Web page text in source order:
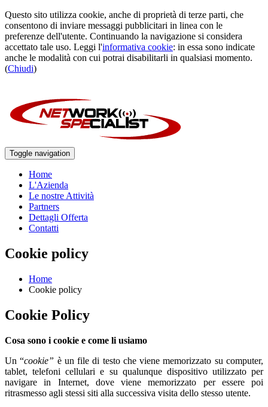
Questo sito utilizza cookie, anche di proprietà di terze parti, che
consentono di inviare messaggi pubblicitari in linea con le
preferenze dell'utente. Continuando la navigazione si considera
accettato tale uso. Leggi l'informativa cookie: in essa sono indicate
anche le modalità con cui potrai disabilitarli in qualsiasi momento.
(Chiudi)
Toggle navigation
Home
L'Azienda
Le nostre Attività
Partners
Dettagli Offerta
Contatti
Cookie policy
Home
Cookie policy
Cookie Policy
Cosa sono i cookie e come li usiamo
Un “cookie” è un file di testo che viene memorizzato su computer,
tablet, telefoni cellulari e su qualunque dispositivo utilizzato per
navigare in Internet, dove viene memorizzato per essere poi
ritrasmesso agli stessi siti alla successiva visita dello stesso utente.